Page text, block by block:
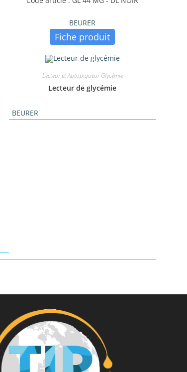
BEURER
Fiche produit
Lecteur et Autopiqueur Glycémie
Lecteur de glycémie
BEURER